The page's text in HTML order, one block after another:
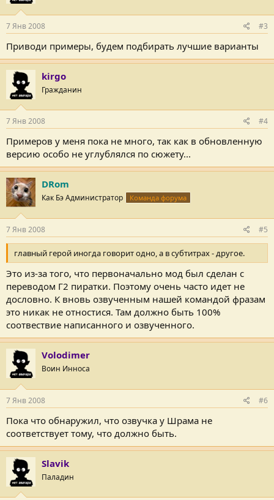
7 Янв 2008 #3
Приводи примеры, будем подбирать лучшие варианты
kirgo
Гражданин
7 Янв 2008 #4
Примеров у меня пока не много, так как в обновленную
версию особо не углублялся по сюжету...
DRom
Как Бэ Администратор Команда форума
7 Янв 2008 #5
главный герой иногда говорит одно, а в субтитрах - другое.
Это из-за того, что первоначально мод был сделан с
переводом Г2 пиратки. Поэтому очень часто идет не
дословно. К вновь озвученным нашей командой фразам
это никак не отностися. Там должно быть 100%
соотвествие написанного и озвученного.
Volodimer
Воин Инноса
7 Янв 2008 #6
Пока что обнаружил, что озвучка у Шрама не
соответствует тому, что должно быть.
Slavik
Паладин